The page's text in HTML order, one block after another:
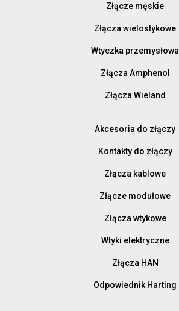
Złącze męskie
Złącza wielostykowe
Wtyczka przemysłowa
Złącza Amphenol
Złącza Wieland
Akcesoria do złączy
Kontakty do złączy
Złącza kablowe
Złącze modułowe
Złącza wtykowe
Wtyki elektryczne
Złącza HAN
Odpowiednik Harting